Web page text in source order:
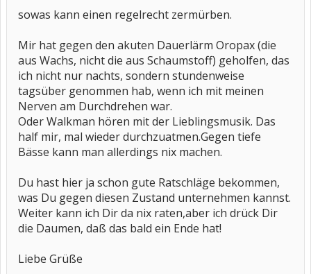
sowas kann einen regelrecht zermürben.
Mir hat gegen den akuten Dauerlärm Oropax (die
aus Wachs, nicht die aus Schaumstoff) geholfen, das
ich nicht nur nachts, sondern stundenweise
tagsüber genommen hab, wenn ich mit meinen
Nerven am Durchdrehen war.
Oder Walkman hören mit der Lieblingsmusik. Das
half mir, mal wieder durchzuatmen.Gegen tiefe
Bässe kann man allerdings nix machen.
Du hast hier ja schon gute Ratschläge bekommen,
was Du gegen diesen Zustand unternehmen kannst.
Weiter kann ich Dir da nix raten,aber ich drück Dir
die Daumen, daß das bald ein Ende hat!
Liebe Grüße